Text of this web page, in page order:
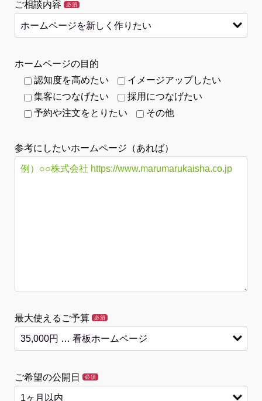
ご相談内容 必須
ホームページの目的
認知度を高めたい
イメージアップしたい
集客につなげたい
採用につなげたい
予約や注文をとりたい
その他
参考にしたいホームページ（あれば）
最大使えるご予算 必須
ご希望の公開日 必須